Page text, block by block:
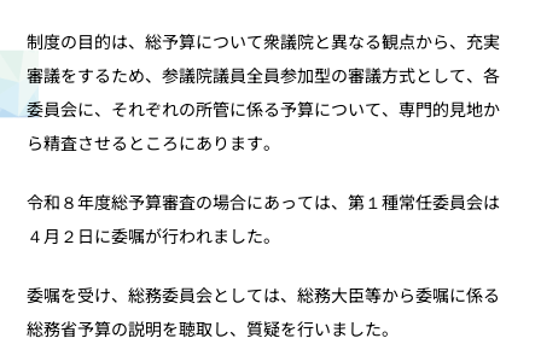
制度の目的は、総予算について衆議院と異なる観点から、充実
審議をするため、参議院議員全員参加型の審議方式として、各
委員会に、それぞれの所管に係る予算について、専門的見地か
ら精査させるところにあります。
令和８年度総予算審査の場合にあっては、第１種常任委員会は
４月２日に委嘱が行われました。
委嘱を受け、総務委員会としては、総務大臣等から委嘱に係る
総務省予算の説明を聴取し、質疑を行いました。